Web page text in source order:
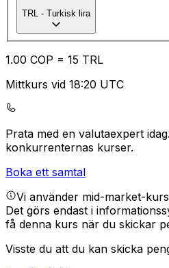
TRL - Turkisk lira
1.00 COP = 15 TRL
Mittkurs vid 18:20 UTC
Prata med en valutaexpert idag.
konkurrenternas kurser.
Boka ett samtal
Vi använder mid-market-
Det görs endast i
få denna kurs när du skickar
Visste du att du kan skicka